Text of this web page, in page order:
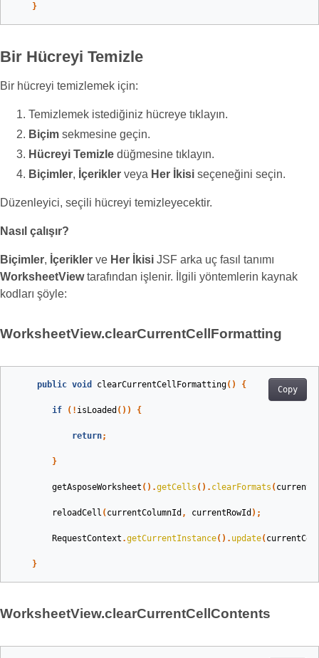
}
Bir Hücreyi Temizle
Bir hücreyi temizlemek için:
Temizlemek istediğiniz hücreye tıklayın.
Biçim sekmesine geçin.
Hücreyi Temizle düğmesine tıklayın.
Biçimler, İçerikler veya Her İkisi seçeneğini seçin.
Düzenleyici, seçili hücreyi temizleyecektir.
Nasıl çalışır?
Biçimler, İçerikler ve Her İkisi JSF arka uç fasıl tanımı
WorksheetViewtarafından işlenir. İlgili yöntemlerin kaynak
kodları şöyle:
WorksheetView.clearCurrentCellFormatting
Copy
public void clearCurrentCellFormatting() {
if (! isLoaded ()) {
return;
}
getAsposeWorksheet ().getCells (). clearFormats (
reloadCell ( currentColumnId , currentRowId );
RequestContext .getCurrentInstance(). update(
}
WorksheetView.clearCurrentCellContents